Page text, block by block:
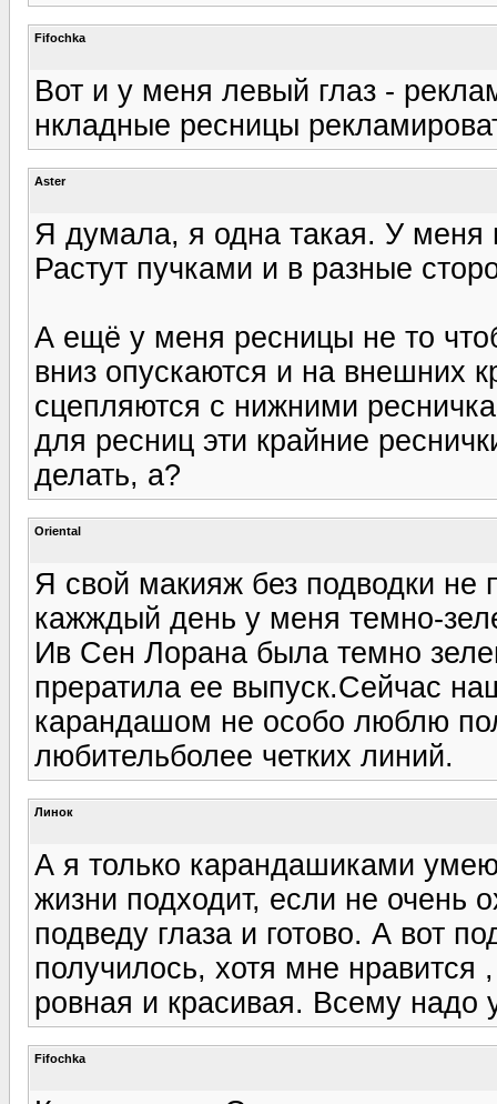
Fifochka
Вот и у меня левый глаз -
нкладные ресницы
Aster
Я думала, я одна такая. У меня
Растут пучками и в разные
А ещё у меня ресницы не то
вниз опускаются и на внешних
сцепляются с нижними
для ресниц эти крайние
делать, а?
Oriental
Я свой макияж без подводки
кажждый день у меня темно-
Ив Сен Лорана была темно
прератила ее выпуск.Сейчас
карандашом не особо люблю
любительболее четких линий.
Линок
А я только карандашиками
жизни подходит, если не очень
подведу глаза и готово. А вот
получилось, хотя мне нравится
ровная и красивая. Всему надо
Fifochka